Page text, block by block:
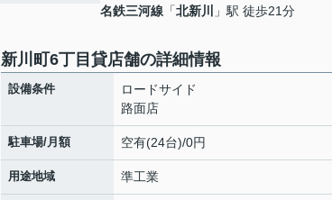
名鉄三河線 「北新川 」駅 徒歩21分
新川町6丁目貸店舗の詳細情報
設備条件
ロードサイド
路面店
駐車場/月額 空有(24台)/0円
用途地域 準工業